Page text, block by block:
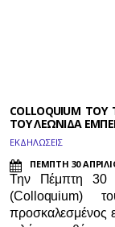
COLLOQUIUM
ΤΟΥ ΛΕΩΝΙΔΑ
ΕΚΔΗΛΩΣΕΙΣ
ΠΕΜΠΤΗ 30
Την Πέμπτη 30
(Colloquium)
προσκαλεσμένος